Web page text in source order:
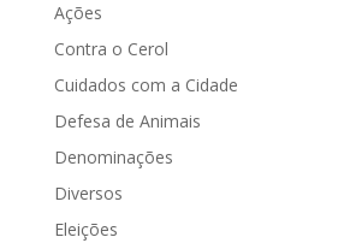
Ações
Contra o Cerol
Cuidados com a Cidade
Defesa de Animais
Denominações
Diversos
Eleições